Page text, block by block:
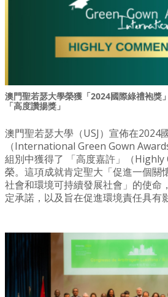
澳門聖若瑟大學榮獲「2024國際綠禮袍獎
「高度讚揚獎」
澳門聖若瑟大學（USJ）宣佈在2024
（International Green Gown
組別中獲得了 「高度嘉許」（
榮。這項成就肯定聖大「促進一個關
社會和環境可持續發展社會」的使命
定承諾，以及旨在促進環境責任具有